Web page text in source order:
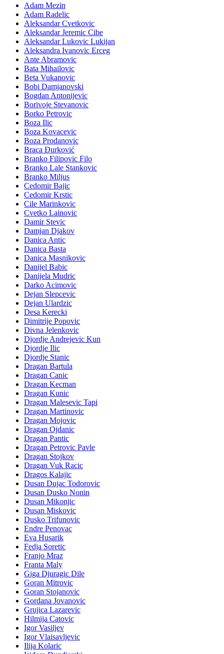
Adam Mezin
Adam Radelic
Aleksandar Cvetkovic
Aleksandar Jeremic Cibe
Aleksandar Lukovic Lukijan
Aleksandra Ivanovic Erceg
Ante Abramovic
Bata Mihailovic
Beta Vukanovic
Bobi Damjanovski
Bogdan Antonijevic
Borivoje Stevanovic
Borko Petrovic
Boza Ilic
Boza Kovacevic
Boza Prodanovic
Braca Đurković
Branko Filipovic Filo
Branko Lale Stankovic
Branko Miljus
Cedomir Bajic
Cedomir Krstic
Cile Marinkovic
Cvetko Lainovic
Damir Stevic
Damjan Djakov
Danica Antic
Danica Basta
Danica Masnikovic
Danijel Babic
Danijela Mudric
Darko Acimovic
Dejan Slepcevic
Dejan Ulardzic
Desa Kerecki
Dimitrije Popovic
Divna Jelenkovic
Djordje Andrejevic Kun
Djordje Ilic
Djordje Stanic
Dragan Bartula
Dragan Canic
Dragan Kecman
Dragan Kunic
Dragan Malesevic Tapi
Dragan Martinovic
Dragan Mojovic
Dragan Ojdanic
Dragan Pantic
Dragan Petrovic Pavle
Dragan Stojkov
Dragan Vuk Racic
Dragos Kalajic
Dusan Dujac Todorovic
Dusan Dusko Nonin
Dusan Mikonjic
Dusan Miskovic
Dusko Trifunovic
Endre Penovac
Eva Husarik
Fedja Soretic
Franjo Mraz
Franta Maly
Giga Djuragic Dile
Goran Mitrovic
Goran Stojanovic
Gordana Jovanovic
Grujica Lazarevic
Hilmija Catovic
Igor Vasiljev
Igor Vlaisavljevic
Ilija Kolaric